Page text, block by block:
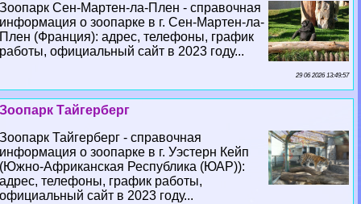
Зоопарк Сен-Мартен-ла-Плен - справочная
информация о зоопарке в г. Сен-Мартен-ла-
Плен (Франция): адрес, телефоны, график
работы, официальный сайт в 2023 году...
29 06 2026 13:49:57
Зоопарк Тайгерберг
Зоопарк Тайгерберг - справочная
информация о зоопарке в г. Уэстерн Кейп
(Южно-Африканская Республика (ЮАР)):
адрес, телефоны, график работы,
официальный сайт в 2023 году...